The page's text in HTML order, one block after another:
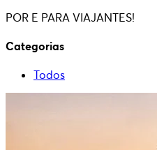
POR E PARA VIAJANTES!
Categorias
Todos